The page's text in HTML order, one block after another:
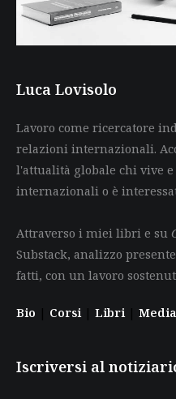
Luca Lovisolo
Lavoro come ricercatore
relazioni internazionali.
l'attualità globale chi vive
internazionali o è
Attraverso i miei libri e su
Substack, analizzo
fatti, con un lavoro
Bio | Corsi | Libri | Media
Iscriversi al